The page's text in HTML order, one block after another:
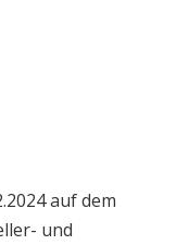
auf dem
und